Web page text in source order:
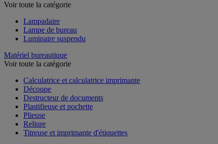
Voir toute la catégorie
Lampadaire
Lampe de bureau
Luminaire suspendu
Matériel bureautique
Voir toute la catégorie
Calculatrice et calculatrice imprimante
Découpe
Destructeur de documents
Plastifieuse et pochette
Plieuse
Reliure
Titreuse et imprimante d'étiquettes